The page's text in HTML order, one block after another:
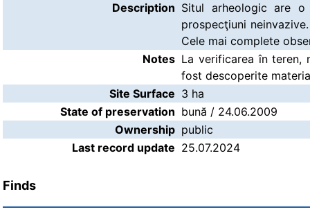
Description Situl arheologic are
prospecţiuni
Cele mai complete
Notes La verificarea în teren,
fost descoperite
Site Surface 3 ha
State of preservation bună / 24.06.2009
Ownership public
Last record update 25.07.2024
Finds